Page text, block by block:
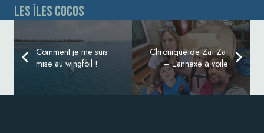
Les îles Cocos
Comment je me suis
mise au wingfoil !
Chronique de Zaï Zaï
– L’annexe à voile